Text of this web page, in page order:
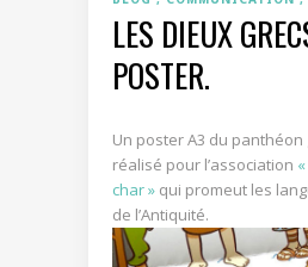
LES DIEUX
POSTER.
Un poster A3 du panthéon
réalisé pour l’association
char » qui promeut les
de l’Antiquité.